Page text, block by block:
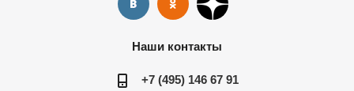
Наши контакты
+7 (495) 146 67 91